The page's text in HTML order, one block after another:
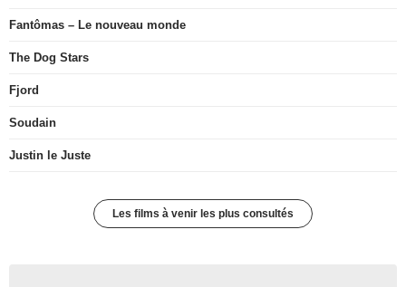
Fantômas – Le nouveau monde
The Dog Stars
Fjord
Soudain
Justin le Juste
Les films à venir les plus consultés